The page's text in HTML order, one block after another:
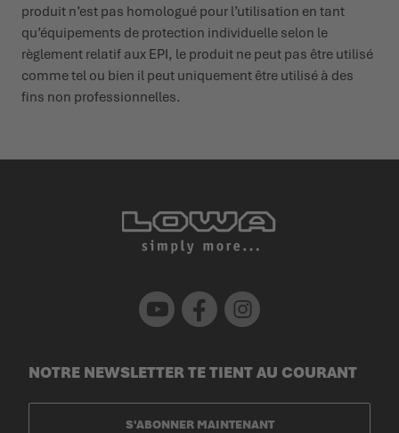
produit n’est pas homologué pour l’uti­li­sation en tant
qu’équi­pements de protection indi­vi­duelle selon le
règlement relatif aux EPI, le produit ne peut pas être utilisé
comme tel ou bien il peut uniquement être utilisé à des
fins non profes­sion­nelles.
Youtube Facebook Instagram
NOTRE NEWSLETTER TE TIENT AU COURANT
S'ABONNER MAINTENANT